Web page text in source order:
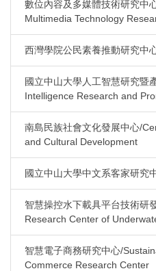
數位內容及多媒體技術研究中
Multimedia Technology
西灣學院公民素養推動研究中
國立中山大學人工智慧研究暨
Intelligence Research and
南島民族社會文化發展中心/
and Cultural Development
國立中山大學中文系客家研究
智慧操控水下載具平台技術研
Research Center of
智慧電子商務研究中心/
Commerce Research Center